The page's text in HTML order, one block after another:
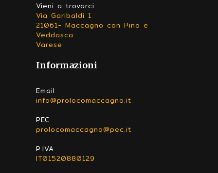
Vieni a trovarci
Via Garibaldi 1
21061- Maccagno con Pino e
Veddasca
Varese
Informazioni
Email
info@prolocomaccagno.it
PEC
prolocomaccagno@pec.it
P.IVA
IT01520880129